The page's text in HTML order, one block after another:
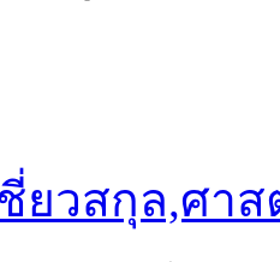
ยวสกุล,ศา